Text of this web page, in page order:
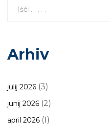
Arhiv
julij 2026 (3)
junij 2026 (2)
april 2026 (1)